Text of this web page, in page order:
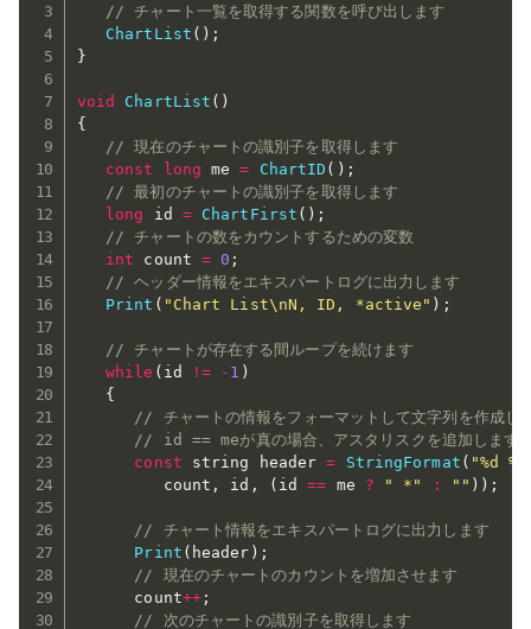
// チャート一覧を取得する関数を呼び出します
ChartList ( ) ;
}
void ChartList ( )
{
// 現在のチャートの識別子を取得します
const
long me = ChartID ( ) ;
// 最初のチャートの識別子を取得します
long id = ChartFirst ( ) ;
// チャートの数をカウントするための変数
int count = 0 ;
// ヘッダー情報をエキスパートログに出力します
Print ( "Chart List\nN, ID, *active" ) ;
// チャートが存在する間ループを続けます
while ( id != - 1 )
{
// チャートの情報をフォーマットして文字列を作成し
// id == meが真の場合、アスタリスクを追加します
const string header = StringFormat ( "%d
         count
, id , ( id == me ? " *" : "" ) ) ;
// チャート情報をエキスパートログに出力します
Print ( header ) ;
// 現在のチャートのカウントを増加させます
      count
++ ;
// 次のチャートの識別子を取得します